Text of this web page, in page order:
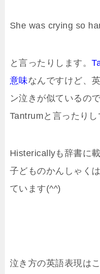
She was crying so
と言ったりします。
意味なんですけど、
ン泣きが似ているの
Tantrumと言ったりし
Histericallyも辞書に
子どものかんしゃく
ています(^^)
泣き方の英語表現は